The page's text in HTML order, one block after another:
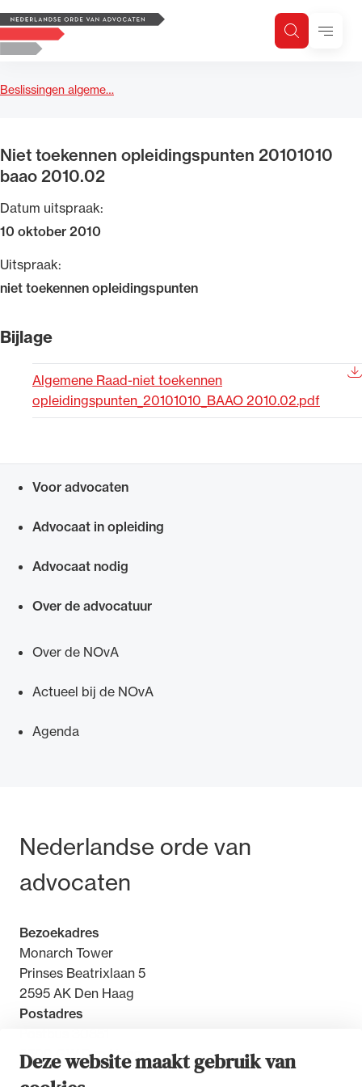
Deze website maakt gebruik van
Logo, to the homepage
ZoekenMenu
Beslissingen algeme…
Niet toekennen opleidingspunten 20101010
baao 2010.02
Datum uitspraak:
10 oktober 2010
Uitspraak:
niet toekennen opleidingspunten
Bijlage
Algemene Raad-niet toekennen
opleidingspunten_20101010_BAAO 2010.02.pdf
Voor advocaten
Advocaat in opleiding
Advocaat nodig
Over de advocatuur
Over de NOvA
Actueel bij de NOvA
Agenda
Bezoek- en postadres
Nederlandse orde van
advocaten
Bezoekadres
Monarch Tower
Prinses Beatrixlaan 5
2595 AK Den Haag
Postadres
2500 GW Den Haag
Zoeken
Zoek op trefwoord
Uitgelicht
Van de Advocatenwet tot de Verordening op
beroepsuitoefening: van de advocatenpas tot
geheimhoudernummers.